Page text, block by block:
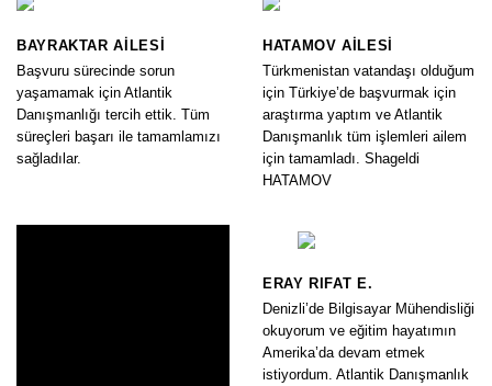
BAYRAKTAR AILESI
Başvuru sürecinde sorun
yaşamamak için Atlantik
Danışmanlığı tercih ettik. Tüm
süreçleri başarı ile tamamlamızı
sağladılar.
HATAMOV AILESI
Türkmenistan vatandaşı olduğum
için Türkiye’de başvurmak için
araştırma yaptım ve Atlantik
Danışmanlık tüm işlemleri ailem
için tamamladı. Shageldi
HATAMOV
ERAY RIFAT E.
Denizli’de Bilgisayar Mühendisliği
okuyorum ve eğitim hayatımın
Amerika’da devam etmek
istiyordum. Atlantik Danışmanlık